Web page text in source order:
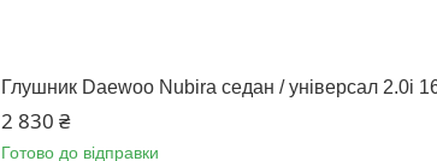
Глушник Daewoo Nubira седан / універсал 2.0i
2 830 ₴
Готово до відправки